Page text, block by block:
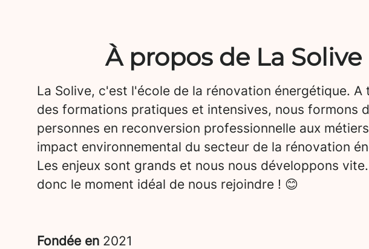
À propos de La Solive
La Solive, c'est l'école de la rénovation énergétique. A
des formations pratiques et intensives, nous formons
personnes en reconversion professionnelle aux
impact environnemental du secteur de la rénovation
Les enjeux sont grands et nous nous développons
donc le moment idéal de nous rejoindre ! 😊
Fondée en 2021